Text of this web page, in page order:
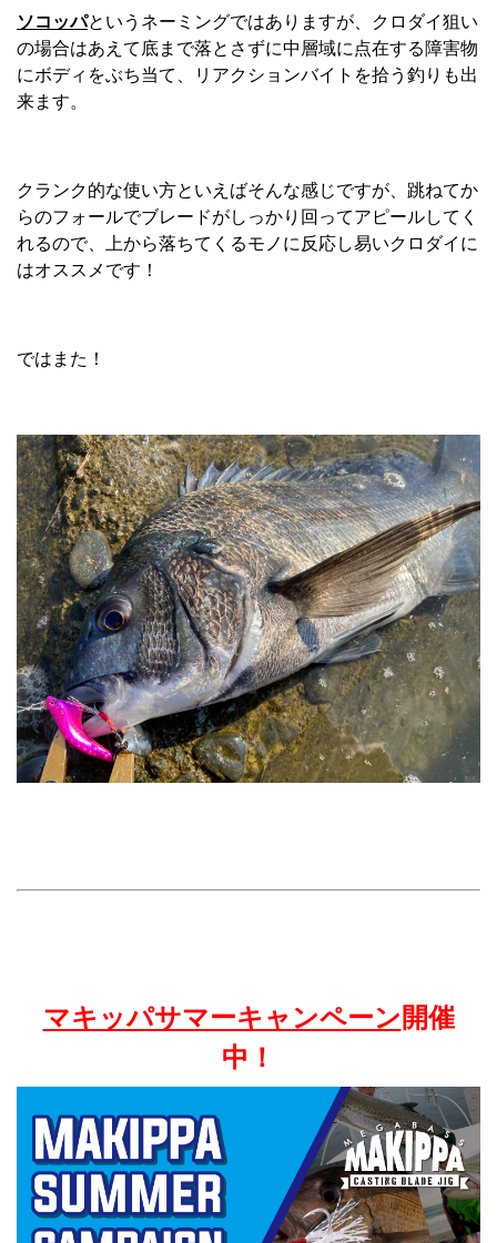
ソコッパというネーミングではありますが、クロダイ狙い
の場合はあえて底まで落とさずに中層域に点在する障害物
にボディをぶち当て、リアクションバイトを拾う釣りも出
来ます。
クランク的な使い方といえばそんな感じですが、跳ねてか
らのフォールでブレードがしっかり回ってアピールしてく
れるので、上から落ちてくるモノに反応し易いクロダイに
はオススメです！
ではまた！
マキッパサマーキャンペーン 開催
中！